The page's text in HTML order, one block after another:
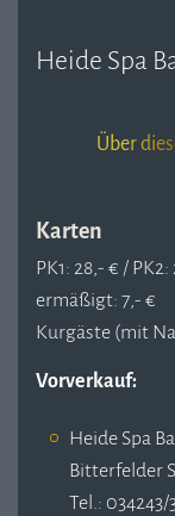
Heide Spa
Über
Karten
PK1: 28,- € / PK2:
ermäßigt: 7,- €
Kurgäste (mit
Vorverkauf:
Heide Spa
Bitterfelder
Tel.: 034243/